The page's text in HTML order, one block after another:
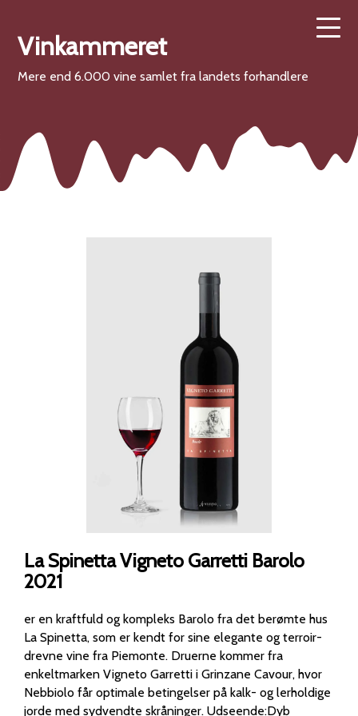
Vinkammeret
Mere end 6.000 vine samlet fra landets forhandlere
La Spinetta Vigneto Garretti Barolo
2021
er en kraftfuld og kompleks Barolo fra det berømte hus
La Spinetta, som er kendt for sine elegante og terroir-
drevne vine fra Piemonte. Druerne kommer fra
enkeltmarken Vigneto Garretti i Grinzane Cavour, hvor
Nebbiolo får optimale betingelser på kalk- og lerholdige
jorde med sydvendte skråninger. Udseende:Dyb